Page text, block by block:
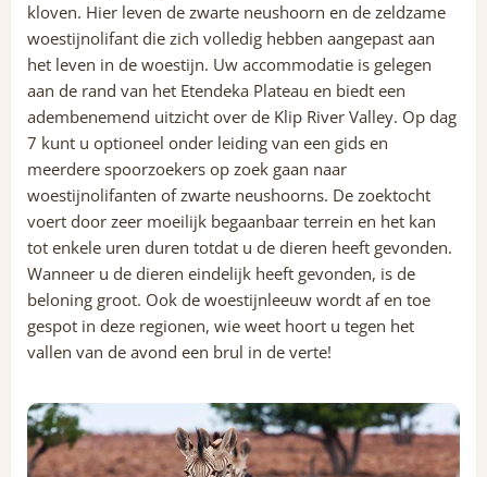
kloven. Hier leven de zwarte neushoorn en de zeldzame
woestijnolifant die zich volledig hebben aangepast aan
het leven in de woestijn. Uw accommodatie is gelegen
aan de rand van het Etendeka Plateau en biedt een
adembenemend uitzicht over de Klip River Valley. Op dag
7 kunt u optioneel onder leiding van een gids en
meerdere spoorzoekers op zoek gaan naar
woestijnolifanten of zwarte neushoorns. De zoektocht
voert door zeer moeilijk begaanbaar terrein en het kan
tot enkele uren duren totdat u de dieren heeft gevonden.
Wanneer u de dieren eindelijk heeft gevonden, is de
beloning groot. Ook de woestijnleeuw wordt af en toe
gespot in deze regionen, wie weet hoort u tegen het
vallen van de avond een brul in de verte!